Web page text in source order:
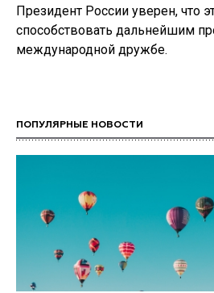
Президент России уверен, что
способствовать дальнейшим
международной дружбе.
ПОПУЛЯРНЫЕ НОВОСТИ